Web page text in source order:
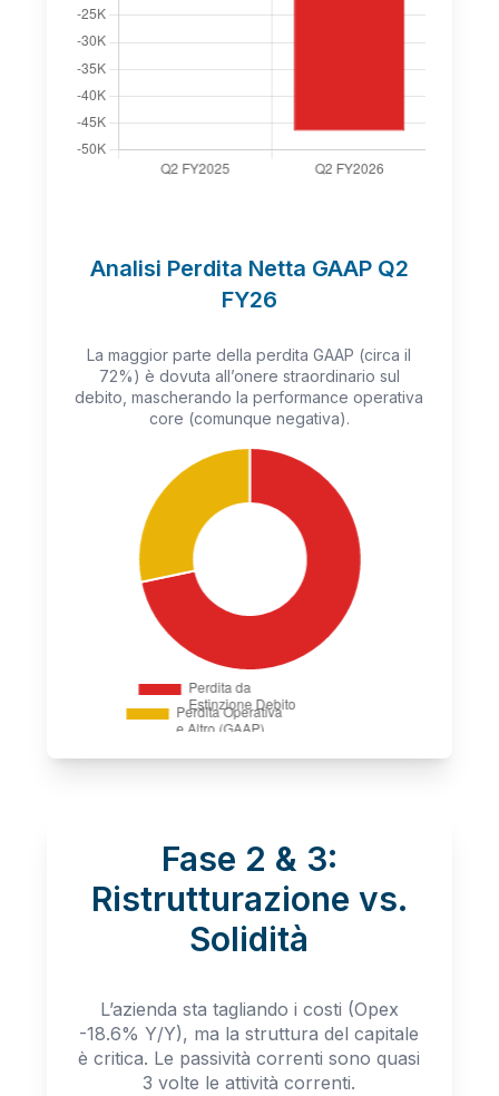
Analisi Perdita Netta GAAP Q2
FY26
La maggior parte della perdita GAAP (circa il
72%) è dovuta all’onere straordinario sul
debito, mascherando la performance operativa
core (comunque negativa).
Fase 2 & 3:
Ristrutturazione vs.
Solidità
L’azienda sta tagliando i costi (Opex
-18.6% Y/Y), ma la struttura del capitale
è critica. Le passività correnti sono quasi
3 volte le attività correnti.